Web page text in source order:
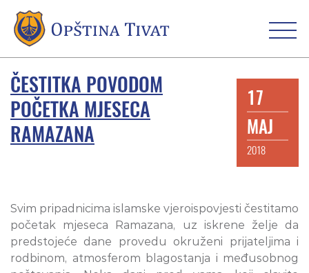
ČESTITKA POVODOM
POČETKA MJESECA
RAMAZANA
17
MAJ
2018
Svim pripadnicima islamske vjeroispovjesti čestitamo
početak mjeseca Ramazana, uz iskrene želje da
predstojeće dane provedu okruženi prijateljima i
rodbinom, atmosferom blagostanja i međusobnog